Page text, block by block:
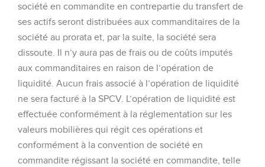
société en commandite en contrepartie du transfert de
ses actifs seront distribuées aux commanditaires de la
société au prorata et, par la suite, la société sera
dissoute. Il n’y aura pas de frais ou de coûts imputés
aux commanditaires en raison de l’opération de
liquidité. Aucun frais associé à l’opération de liquidité
ne sera facturé à la SPCV. L’opération de liquidité est
effectuée conformément à la réglementation sur les
valeurs mobilières qui régit ces opérations et
conformément à la convention de société en
commandite régissant la société en commandite, telle